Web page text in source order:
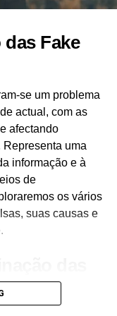
do sudário
de um processo
verdadeira origem
e teólogos.
, em 1888, em
por resolver que
Acredita-se
pelo menos cinco
horrível.
populares
polaco e até o neto
Fake
se um problema
actual, com as
afectando
uma
informação e à
de
os vários
suas causas e